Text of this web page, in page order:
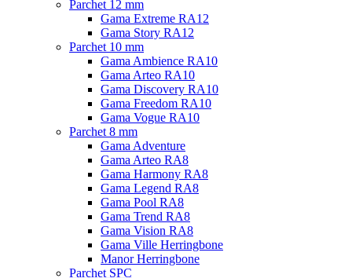
Parchet 12 mm
Gama Extreme RA12
Gama Story RA12
Parchet 10 mm
Gama Ambience RA10
Gama Arteo RA10
Gama Discovery RA10
Gama Freedom RA10
Gama Vogue RA10
Parchet 8 mm
Gama Adventure
Gama Arteo RA8
Gama Harmony RA8
Gama Legend RA8
Gama Pool RA8
Gama Trend RA8
Gama Vision RA8
Gama Ville Herringbone
Manor Herringbone
Parchet SPC